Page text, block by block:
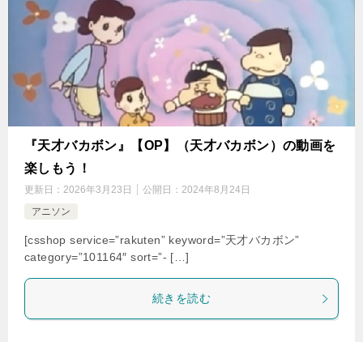
『天才バカボン』【OP】（天才バカボン）の動画を
楽しもう！
更新日： 2026年3月23日 公開日： 2024年8月24日
アニソン
[csshop service=”rakuten” keyword=”天才バカボン”
category=”101164″ sort=”- […]
続きを読む